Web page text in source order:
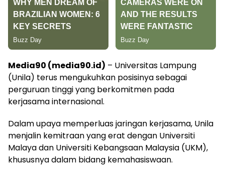
Media90 (media90.id) – Universitas Lampung
(Unila) terus mengukuhkan posisinya sebagai
perguruan tinggi yang berkomitmen pada
kerjasama internasional.
Dalam upaya memperluas jaringan kerjasama, Unila
menjalin kemitraan yang erat dengan Universiti
Malaya dan Universiti Kebangsaan Malaysia (UKM),
khususnya dalam bidang kemahasiswaan.